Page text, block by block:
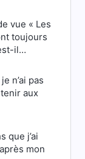
?
vue « Les
toujours
il
n’ai pas
tenir aux
que j’ai
mon